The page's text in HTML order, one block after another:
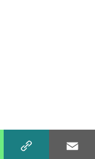
02 Dis 2024